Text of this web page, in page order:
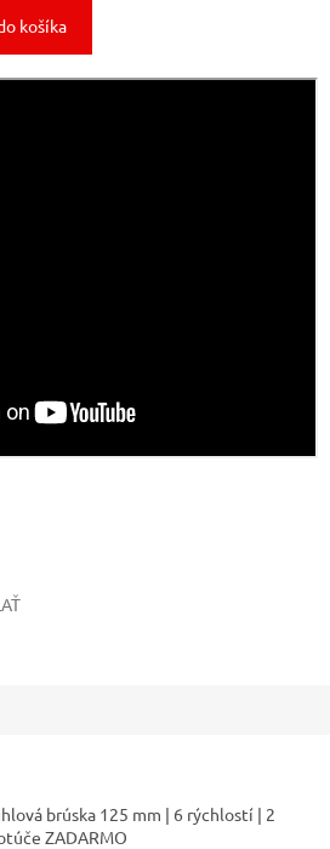
košíka
brúska 125 mm | 6 rýchlostí | 2
ZADARMO